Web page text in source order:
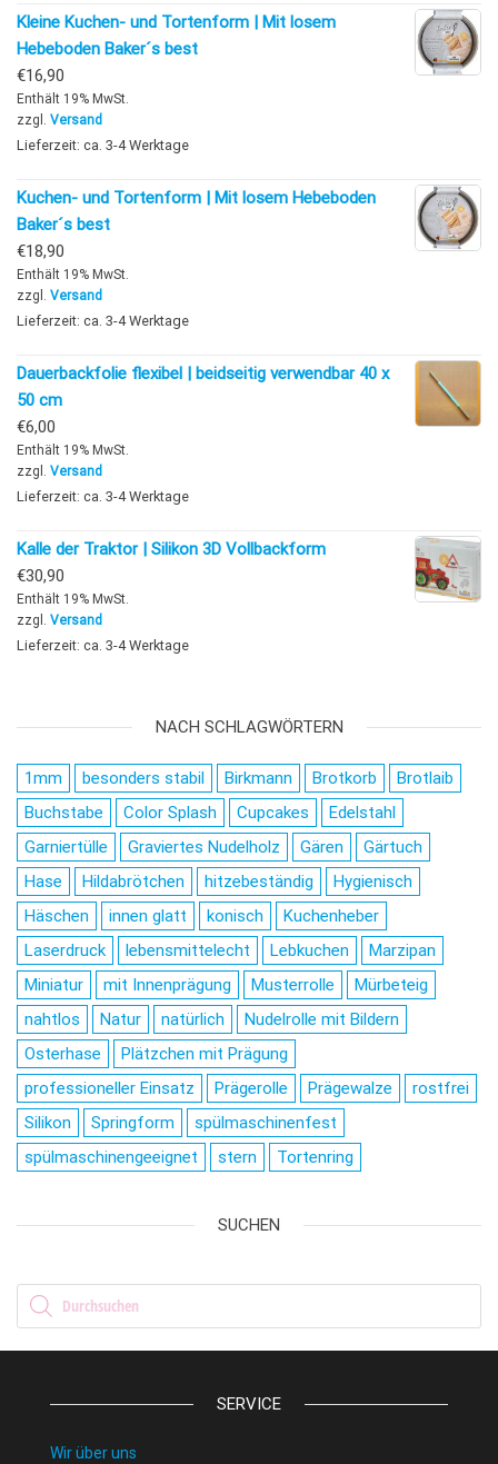
Kleine Kuchen- und Tortenform | Mit losem
Hebeboden Baker´s best
€16,90
Enthält 19% MwSt.
zzgl. Versand
Lieferzeit: ca. 3-4 Werktage
Kuchen- und Tortenform | Mit losem Hebeboden
Baker´s best
€18,90
Enthält 19% MwSt.
zzgl. Versand
Lieferzeit: ca. 3-4 Werktage
Dauerbackfolie flexibel | beidseitig verwendbar 40 x
50 cm
€6,00
Enthält 19% MwSt.
zzgl. Versand
Lieferzeit: ca. 3-4 Werktage
Kalle der Traktor | Silikon 3D Vollbackform
€30,90
Enthält 19% MwSt.
zzgl. Versand
Lieferzeit: ca. 3-4 Werktage
NACH SCHLAGWÖRTERN
1mm besonders stabil Birkmann Brotkorb
Brotlaib
Buchstabe
Color Splash Cupcakes
Edelstahl
Garniertülle
Graviertes Nudelholz Gären
Gärtuch
Hase
Hildabrötchen hitzebeständig
Hygienisch
Häschen
innen glatt konisch
Kuchenheber
Laserdruck
lebensmittelecht Lebkuchen
Marzipan
Miniatur
mit Innenprägung Musterrolle
Mürbeteig
nahtlos
Natur natürlich
Nudelrolle mit Bildern
Osterhase
Plätzchen mit Prägung
professioneller Einsatz
Prägerolle Prägewalze
rostfrei
Silikon
Springform
spülmaschinenfest
spülmaschinengeeignet
stern Tortenring
SUCHEN
Products search
SERVICE
Wir über uns